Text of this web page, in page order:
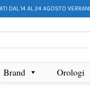
DAL 14 AL 24 AGOSTO
Brand Orologi